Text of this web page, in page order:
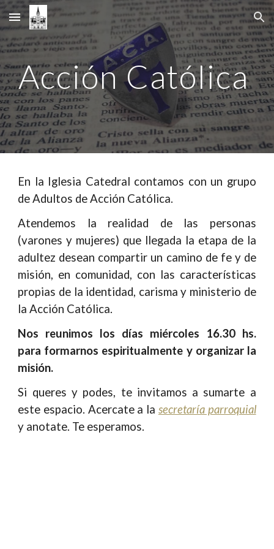
Skip to main content Skip to navigation
Acción Católica
En la Iglesia Catedral contamos con un grupo
de Adultos de Acción Católica.
Atendemos la realidad de las personas
(varones y mujeres) que llegada la etapa de la
adultez desean compartir un camino de fe y de
misión, en comunidad, con las características
propias de la identidad, carisma y ministerio de
la Acción Católica.
Nos reunimos los días miércoles 16.30 hs.
para formarnos espiritualmente y organizar la
misión.
Si queres y podes, te invitamos a sumarte a
este espacio. Acercate a la secretaría parroquial
y anotate. Te esperamos.